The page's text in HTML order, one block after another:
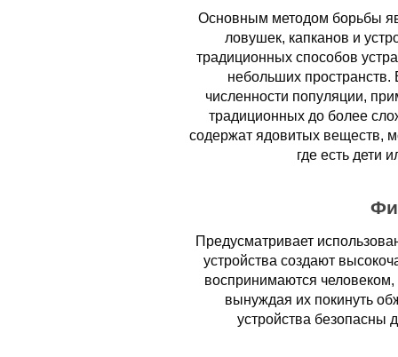
Основным методом борьбы
ловушек, капканов и
традиционных способов
небольших
численности популяции,
традиционных до более
содержат ядовитых веществ,
где есть дети
Предусматривает
устройства создают
воспринимаются
вынуждая их покинуть
устройства